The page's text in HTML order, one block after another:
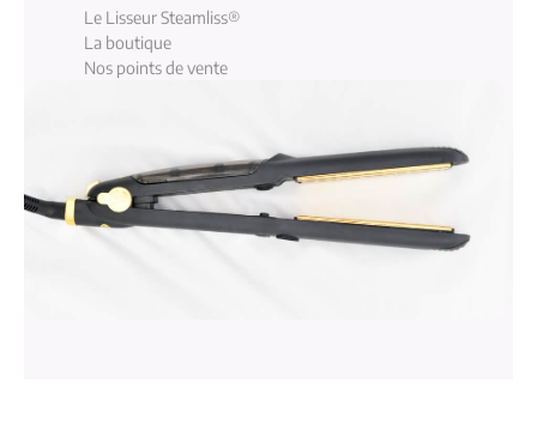
Le Lisseur Steamliss®
La boutique
Nos points de vente